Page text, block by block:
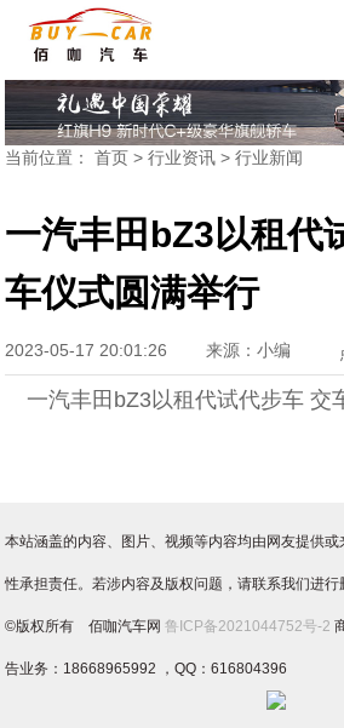
当前位置：首页 >行业资讯 >行业新闻
一汽丰田bZ3以租代
车仪式圆满举行
2023-05-17 20:01:26 来源：小编
一汽丰田bZ3以租代试代步车 交
本站涵盖的内容、图片、视频等内容均由网友提供
性承担责任。若涉内容及版权问题，请联系我们进行
©版权所有 佰咖汽车网鲁ICP备2021044752号-2
告业务：18668965992 ，QQ：616804396